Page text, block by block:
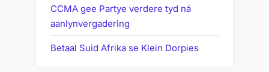
CCMA gee Partye verdere tyd ná
aanlynvergadering
Betaal Suid Afrika se Klein Dorpies